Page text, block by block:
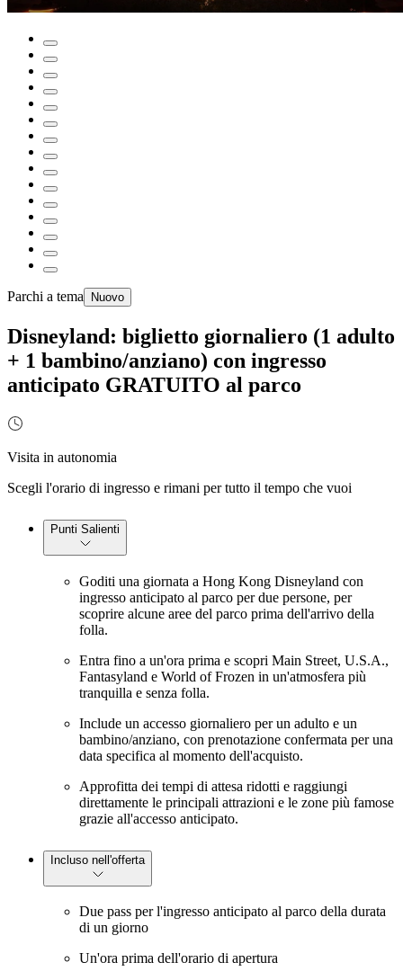
Parchi a tema Nuovo
Disneyland: biglietto giornaliero (1 adulto
+ 1 bambino/anziano) con ingresso
anticipato GRATUITO al parco
Visita in autonomia
Scegli l'orario di ingresso e rimani per tutto il tempo che vuoi
Punti Salienti
Goditi una giornata a Hong Kong Disneyland con
ingresso anticipato al parco per due persone, per
scoprire alcune aree del parco prima dell'arrivo della
folla.
Entra fino a un'ora prima e scopri Main Street, U.S.A.,
Fantasyland e World of Frozen in un'atmosfera più
tranquilla e senza folla.
Include un accesso giornaliero per un adulto e un
bambino/anziano, con prenotazione confermata per una
data specifica al momento dell'acquisto.
Approfitta dei tempi di attesa ridotti e raggiungi
direttamente le principali attrazioni e le zone più famose
grazie all'accesso anticipato.
Incluso nell'offerta
Due pass per l'ingresso anticipato al parco della durata
di un giorno
Un'ora prima dell'orario di apertura